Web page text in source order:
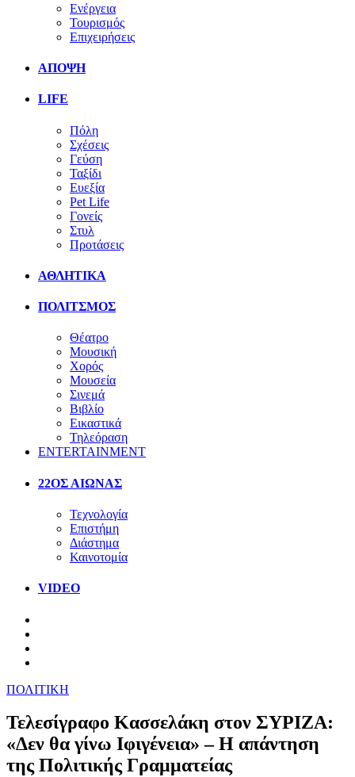
Ενέργεια
Τουρισμός
Επιχειρήσεις
ΑΠΟΨΗ
LIFE
Πόλη
Σχέσεις
Γεύση
Ταξίδι
Ευεξία
Pet Life
Γονείς
Στυλ
Προτάσεις
ΑΘΛΗΤΙΚΑ
ΠΟΛΙΤΣΜΟΣ
Θέατρο
Μουσική
Χορός
Μουσεία
Σινεμά
Βιβλίο
Εικαστικά
Τηλεόραση
ENTERTAINMENT
22ΟΣ ΑΙΩΝΑΣ
Τεχνολογία
Επιστήμη
Διάστημα
Καινοτομία
VIDEO
ΠΟΛΙΤΙΚΗ
Τελεσίγραφο Κασσελάκη στον ΣΥΡΙΖΑ:
«Δεν θα γίνω Ιφιγένεια» – Η απάντηση
της Πολιτικής Γραμματείας